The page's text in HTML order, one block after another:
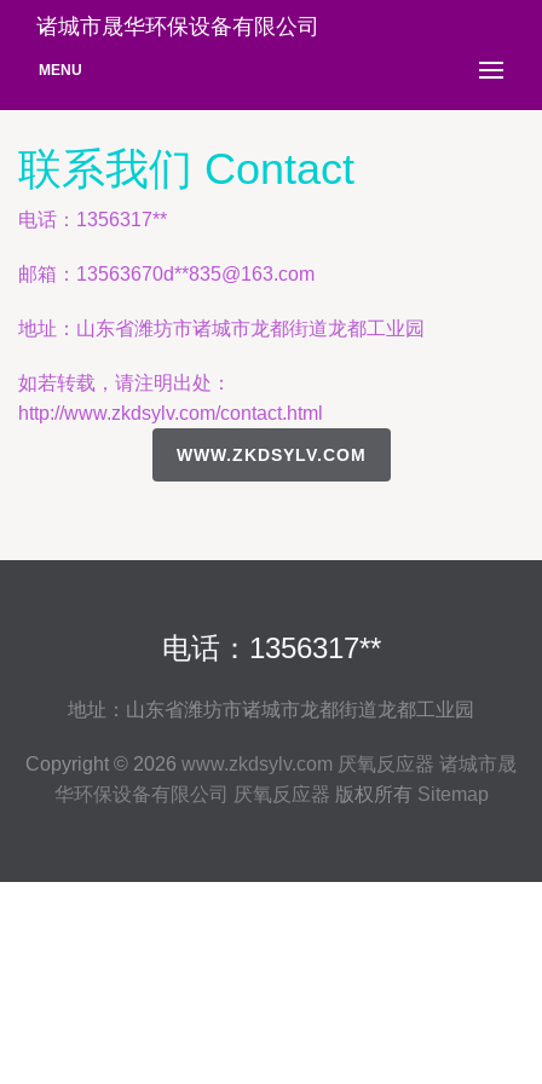
诸城市晟华环保设备有限公司
MENU
联系我们 Contact
电话：1356317**
邮箱：13563670d**835@163.com
地址：山东省潍坊市诸城市龙都街道龙都工业园
如若转载，请注明出处：
http://www.zkdsylv.com/contact.html
WWW.ZKDSYLV.COM
电话：1356317**
地址：山东省潍坊市诸城市龙都街道龙都工业园
Copyright © 2026 www.zkdsylv.com 厌氧反应器 诸城市晟
华环保设备有限公司 厌氧反应器 版权所有 Sitemap